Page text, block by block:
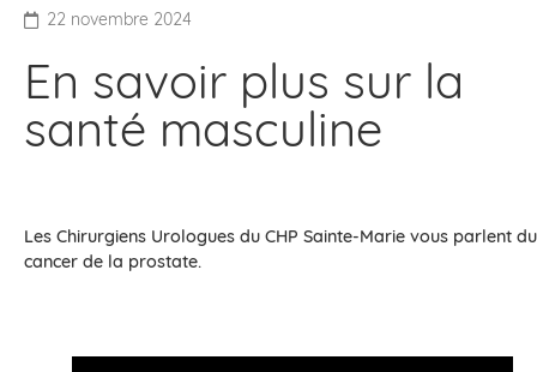
22 novembre 2024
En savoir plus sur la
santé masculine
Les Chirurgiens Urologues du CHP Sainte-Marie vous parlent du
cancer de la prostate.